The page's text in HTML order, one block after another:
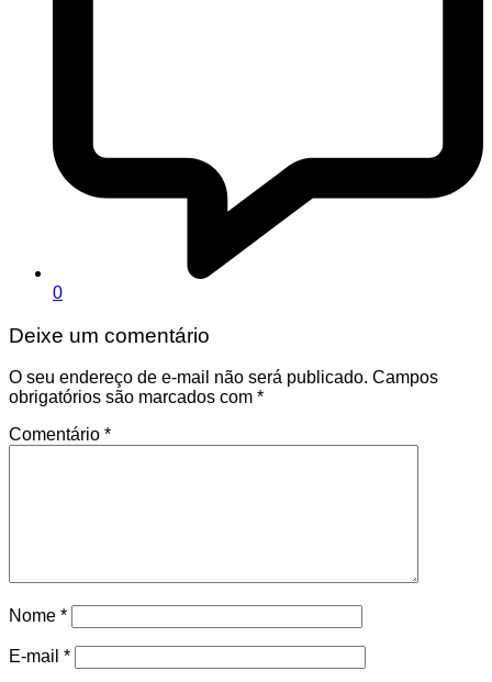
0
Deixe um comentário
O seu endereço de e-mail não será publicado. Campos
obrigatórios são marcados com *
Comentário *
Nome *
E-mail *